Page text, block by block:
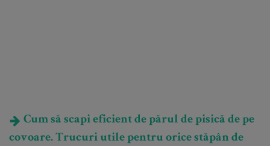
Cum să scapi eficient de părul de pisică de pe
covoare. Trucuri utile pentru orice stăpân de